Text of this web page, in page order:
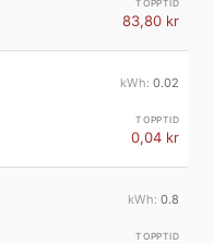
83,80 kr
0.02
0,04 kr
0.8